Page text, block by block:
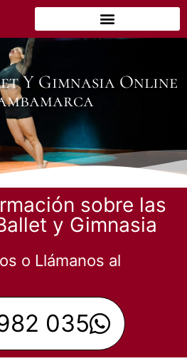
Y Gimnasia Online
sobre las
y Gimnasia
o Llámanos al
035